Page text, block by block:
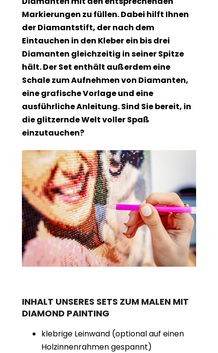
Markierungen zu füllen. Dabei hilft Ihnen
der Diamantstift, der nach dem
Eintauchen in den Kleber ein bis drei
Diamanten gleichzeitig in seiner Spitze
hält. Der Set enthält außerdem eine
Schale zum Aufnehmen von Diamanten,
eine grafische Vorlage und eine
ausführliche Anleitung. Sind Sie bereit, in
die glitzernde Welt voller Spaß
einzutauchen?
INHALT UNSERES SETS ZUM MALEN MIT
DIAMOND PAINTING
klebrige Leinwand (optional auf einen
Holzinnenrahmen gespannt)